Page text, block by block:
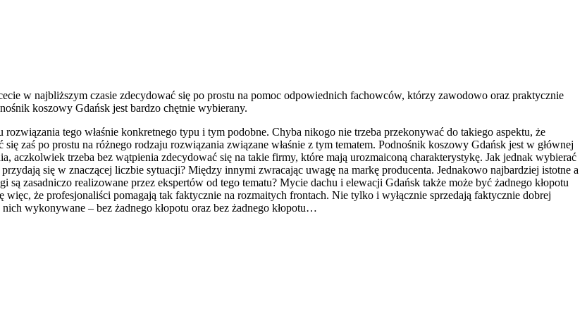
w najbliższym czasie zdecydować się po prostu na pomoc odpowiednich fachowców, którzy zawodowo oraz praktycznie
koszowy Gdańsk jest bardzo chętnie wybierany.
tego właśnie konkretnego typu i tym podobne. Chyba nikogo nie trzeba przekonywać do takiego aspektu, że
zaś po prostu na różnego rodzaju rozwiązania związane właśnie z tym tematem. Podnośnik koszowy Gdańsk jest w głównej
aczkolwiek trzeba bez wątpienia zdecydować się na takie firmy, które mają urozmaiconą charakterystykę. Jak jednak wybierać
się w znaczącej liczbie sytuacji? Między innymi zwracając uwagę na markę producenta. Jednakowo najbardziej istotne a
są zasadniczo realizowane przez ekspertów od tego tematu? Mycie dachu i elewacji Gdańsk także może być żadnego kłopotu
więc, że profesjonaliści pomagają tak faktycznie na rozmaitych frontach. Nie tylko i wyłącznie sprzedają faktycznie dobrej
wykonywane – bez żadnego kłopotu oraz bez żadnego kłopotu…